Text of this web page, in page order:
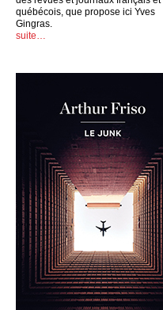
québécois, que propose ici Yves
Gingras.
suite…